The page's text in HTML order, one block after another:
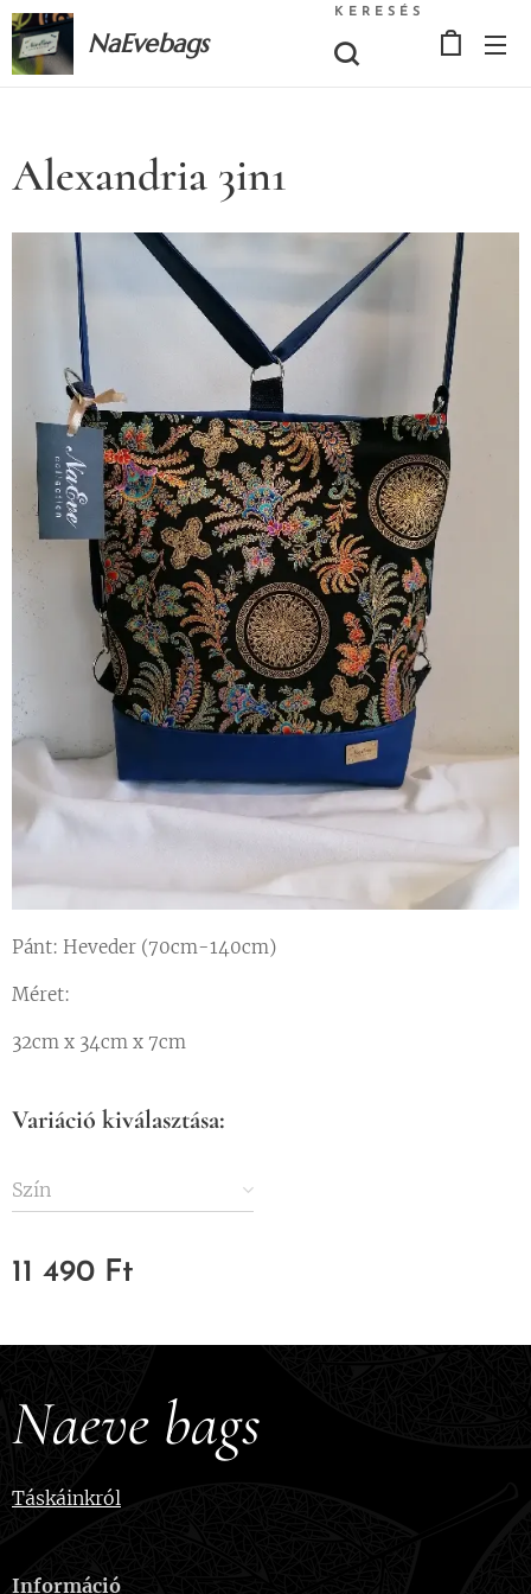
NaEvebags
KERESÉS
Alexandria 3in1
Pánt: Heveder (70cm-140cm)
Méret:
32cm x 34cm x 7cm
Variáció kiválasztása:
Szín
11 490 Ft
Naeve bags
Táskáinkról
Információ